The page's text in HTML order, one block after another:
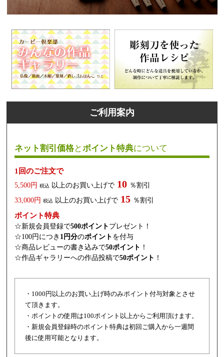
ご利用案内
ネット割引価格とポイント特典について
1回のご注文で
5,500円 税込 以上のお買い上げで 10 ％割引
33,000円 税込 以上のお買い上げで 15 ％割引
ポイント特典
☆新規会員登録で500ポイント プレゼント！
☆100円につき 1円分のポイント を付与
☆商品レビューの書き込みで50ポイント ！
☆作品ギャラリーへの作品投稿で50ポイント ！
・1000円以上のお買い上げ時のみポイント付与対象とさせ
て頂きます。
・ポイントの使用は100ポイント以上からご利用頂けます。
・新規会員登録時のポイント特典は初回ご購入から一週間
後に使用可能となります。